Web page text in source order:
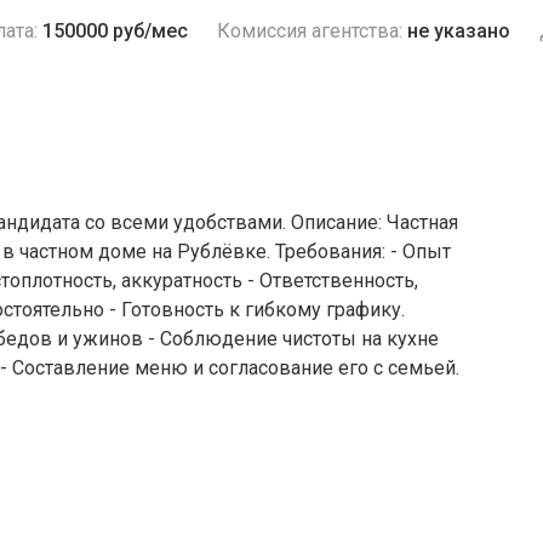
150000 руб/мес Комиссия агентства: не указано
со всеми удобствами. Описание: Частная
частном доме на Рублёвке. Требования: - Опыт
аккуратность - Ответственность,
- Готовность к гибкому графику.
и ужинов - Соблюдение чистоты на кухне
Составление меню и согласование его с семьей.